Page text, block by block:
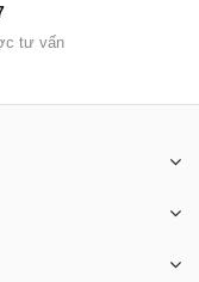
tư vấn